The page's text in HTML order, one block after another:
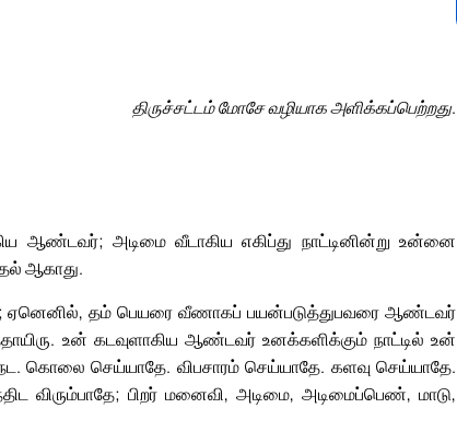
திருச்சட்டம் மோசே வழியாக அளிக்கப்பெற்றது.
ஆண்டவர்; அடிமை வீடாகிய எகிப்து நாட்டினின்று உன்னை
ஆகாது.
ஏனெனில், தம் பெயரை வீணாகப் பயன்படுத்துபவரை ஆண்டவர்
உன் கடவுளாகிய ஆண்டவர் உனக்களிக்கும் நாட்டில் உன்
கொலை செய்யாதே. விபசாரம் செய்யாதே. களவு செய்யாதே.
விரும்பாதே; பிறர் மனைவி, அடிமை, அடிமைப்பெண், மாடு,